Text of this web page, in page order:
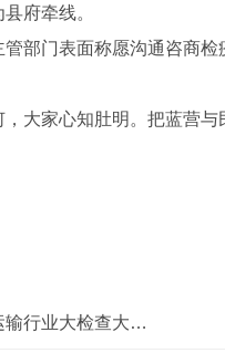
府牵线。
部门表面称愿沟通咨商
大家心知肚明。把蓝营
焦点观察：北京市开展危险货物运输行业大检查大排查